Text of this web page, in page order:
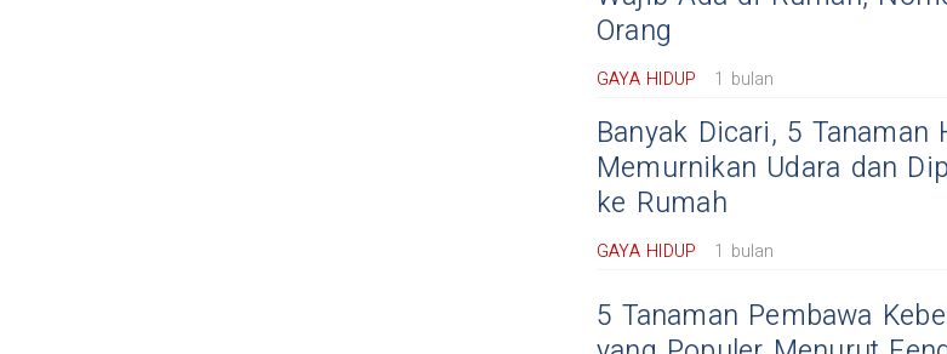
Orang
GAYA HIDUP 1 bulan
Banyak Dicari, 5 Tanaman
Memurnikan Udara dan
ke Rumah
GAYA HIDUP 1 bulan
5 Tanaman Pembawa